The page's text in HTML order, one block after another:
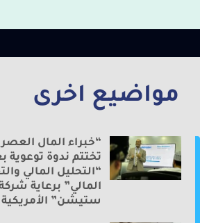
مواضيع اخرى
“خبراء المال
تختتم ندوة توعوية
“التحليل المالي
المالي” برعاية
ستيشن” الأمريكية